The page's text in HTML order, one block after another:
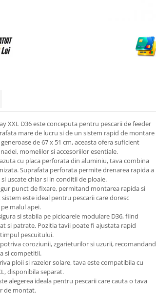
XXL D36 este conceputa pentru pescarii de feeder
mare de lucru si de un sistem rapid de montare
de 67 x 51 cm, aceasta ofera suficient
momelilor si accesoriilor esentiale.
cu placa perforata din aluminiu, tava combina
Suprafata perforata permite drenarea rapida a
uscate chiar si in conditii de ploaie.
punct de fixare, permitand montarea rapida si
este ideal pentru pescarii care doresc
malul apei.
si stabila pe picioarele modulare D36, fiind
si patrate. Pozitia tavii poate fi ajustata rapid
pescuitului.
coroziunii, zgarieturilor si uzurii, recomandand
si competitii.
ploii si razelor solare, tava este compatibila cu
disponibila separat.
alegerea ideala pentru pescarii care cauta o tava
de montat.